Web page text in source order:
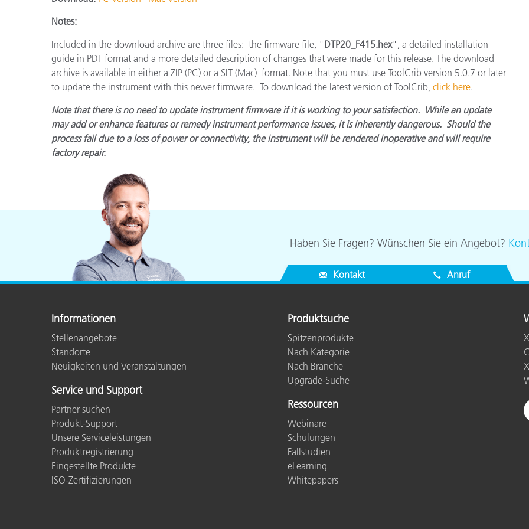
Gebrauchsgüter
Notes:
Included in the download archive are three files: the firmware file, " DTP20_F415.hex", a detailed installation
guide in PDF format and a more detailed description of changes that were made for this release. The download
archive is available in either a ZIP (PC) or a SIT (Mac) format. Note that you must use ToolCrib version 5.0.7 or later
to update the instrument with this newer firmware. To download the latest version of ToolCrib, click here.
Note that there is no need to update instrument firmware if it is working to your satisfaction. While an update
may add or enhance features or remedy instrument performance issues, it is inherently dangerous. Should the
process fail due to a loss of power or connectivity, the instrument will be rendered inoperative and will require
factory repair.
Haben Sie Fragen? Wünschen Sie ein Angebot?
Kontakt Anruf
Informationen
Stellenangebote
Standorte
Neuigkeiten und Veranstaltungen
Service und Support
Partner suchen
Produkt-Support
Unsere Serviceleistungen
Produktregistrierung
Eingestellte Produkte
ISO-Zertifizierungen
Produktsuche
Spitzenprodukte
Nach Kategorie
Nach Branche
Upgrade-Suche
Ressourcen
Webinare
Schulungen
Fallstudien
eLearning
Whitepapers